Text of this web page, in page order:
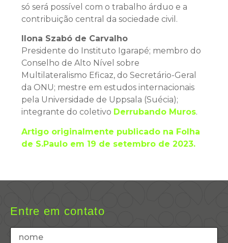
só será possível com o trabalho árduo e a
contribuição central da sociedade civil.
Ilona Szabó de Carvalho
Presidente do Instituto Igarapé; membro do
Conselho de Alto Nível sobre
Multilateralismo Eficaz, do Secretário-Geral
da ONU; mestre em estudos internacionais
pela Universidade de Uppsala (Suécia);
integrante do coletivo Derrubando Muros.
Artigo originalmente publicado na Folha
de S.Paulo em 19 de setembro de 2023.
Entre em contato